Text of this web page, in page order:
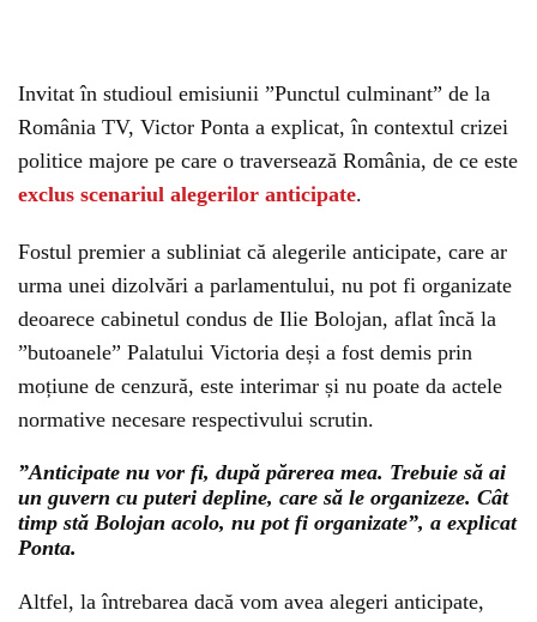
Invitat în studioul emisiunii ”Punctul culminant” de la
România TV, Victor Ponta a explicat, în contextul crizei
politice majore pe care o traversează România, de ce este
exclus scenariul alegerilor anticipate.
Fostul premier a subliniat că alegerile anticipate, care ar
urma unei dizolvări a parlamentului, nu pot fi organizate
deoarece cabinetul condus de Ilie Bolojan, aflat încă la
”butoanele” Palatului Victoria deși a fost demis prin
moțiune de cenzură, este interimar și nu poate da actele
normative necesare respectivului scrutin.
”Anticipate nu vor fi, după părerea mea. Trebuie să ai
un guvern cu puteri depline, care să le organizeze. Cât
timp stă Bolojan acolo, nu pot fi organizate”, a explicat
Ponta.
Altfel, la întrebarea dacă vom avea alegeri anticipate,